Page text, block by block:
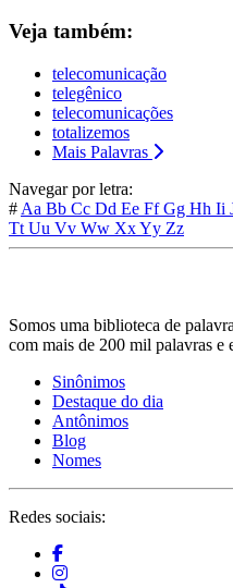
Veja também:
telecomunicação
telegênico
telecomunicações
totalizemos
Mais Palavras
Navegar por letra:
# Aa Bb Cc Dd Ee FfGg Hh Ii
Tt Uu Vv Ww XxYy Zz
Somos uma biblioteca de
com mais de 200 mil palavras e
Sinônimos
Destaque do dia
Antônimos
Blog
Nomes
Redes sociais: